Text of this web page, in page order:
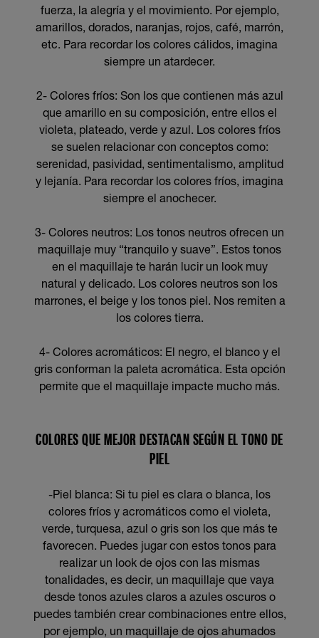
fuerza, la alegría y el movimiento. Por ejemplo,
amarillos, dorados, naranjas, rojos, café, marrón,
etc. Para recordar los colores cálidos, imagina
siempre un atardecer.
2- Colores fríos: Son los que contienen más azul
que amarillo en su composición, entre ellos el
violeta, plateado, verde y azul. Los colores fríos
se suelen relacionar con conceptos como:
serenidad, pasividad, sentimentalismo, amplitud
y lejanía. Para recordar los colores fríos, imagina
siempre el anochecer.
3- Colores neutros: Los tonos neutros ofrecen un
maquillaje muy “tranquilo y suave”. Estos tonos
en el maquillaje te harán lucir un look muy
natural y delicado. Los colores neutros son los
marrones, el beige y los tonos piel. Nos remiten a
los colores tierra.
4- Colores acromáticos: El negro, el blanco y el
gris conforman la paleta acromática. Esta opción
permite que el maquillaje impacte mucho más.
COLORES QUE MEJOR DESTACAN SEGÚN EL TONO DE
PIEL
-Piel blanca: Si tu piel es clara o blanca, los
colores fríos y acromáticos como el violeta,
verde, turquesa, azul o gris son los que más te
favorecen. Puedes jugar con estos tonos para
realizar un look de ojos con las mismas
tonalidades, es decir, un maquillaje que vaya
desde tonos azules claros a azules oscuros o
puedes también crear combinaciones entre ellos,
por ejemplo, un maquillaje de ojos ahumados